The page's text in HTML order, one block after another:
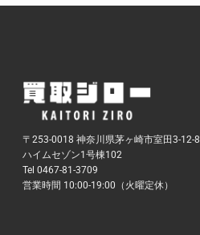
〒253-0018 神奈川県茅ヶ崎市室田3-12-8
ハイムセゾン1号棟102
Tel 0467-81-3709
営業時間 10:00-19:00（火曜定休）